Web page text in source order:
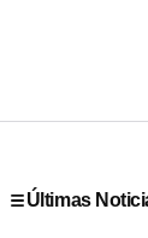
Últimas